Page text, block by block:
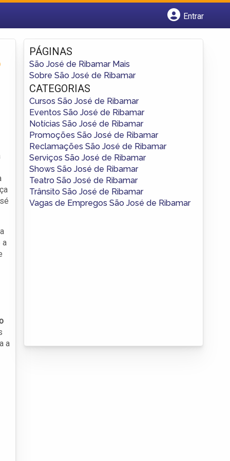
Entrar
Fazer login
Criar conta
a
a
PÁGINAS
São José de Ribamar Mais
Sobre São José de Ribamar
CATEGORIAS
Cursos São José de Ribamar
Eventos São José de Ribamar
Notícias São José de Ribamar
Promoções São José de Ribamar
Reclamações São José de Ribamar
Serviços São José de Ribamar
Shows São José de Ribamar
Teatro São José de Ribamar
Trânsito São José de Ribamar
Vagas de Empregos São José de Ribamar